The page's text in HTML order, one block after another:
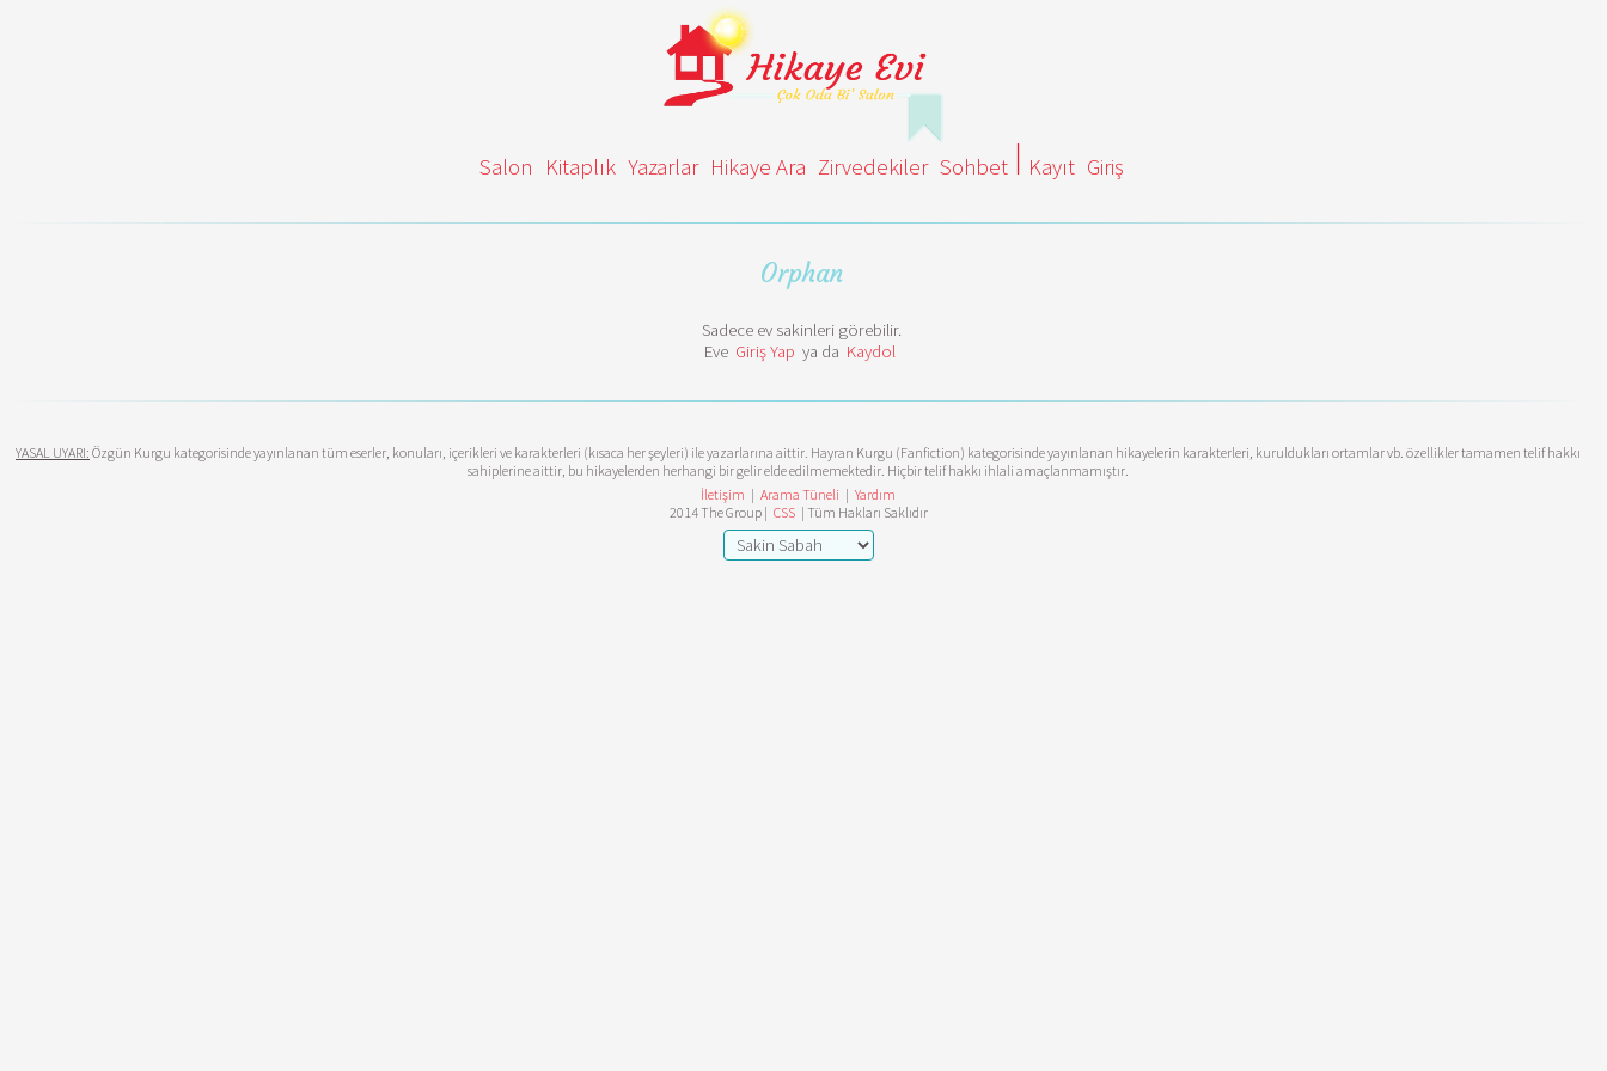
Salon Kitaplık Yazarlar Hikaye Ara Zirvedekiler Sohbet Kayıt Giriş
Orphan
Sadece ev sakinleri görebilir.
Eve Giriş Yap ya da Kaydol
YASAL UYARI: Özgün Kurgu kategorisinde yayınlanan tüm eserler, konuları, içerikleri ve karakterleri (kısaca her şeyleri) ile yazarlarına aittir. Hayran Kurgu (Fanfiction) kategorisinde yayınlanan hikayelerin karakterleri, kuruldukları ortamlar vb. özellikler tamamen telif hakkı
sahiplerine aittir, bu hikayelerden herhangi bir gelir elde edilmemektedir. Hiçbir telif hakkı ihlali amaçlanmamıştır.
İletişim | Arama Tüneli | Yardım
2014 The Group | CSS | Tüm Hakları Saklıdır